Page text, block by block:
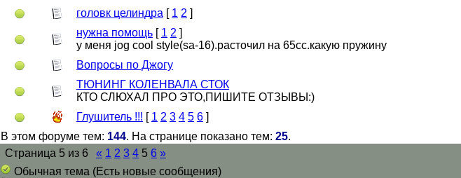
головк целиндра [ 1 2 ]
нужна помощь [ 1 2 ]
у меня jog cool style(sa-16).расточил на 65сс.какую пружину
Вопросы по Джогу
ТЮНИНГ КОЛЕНВАЛА СТОК
КТО СЛЮХАЛ ПРО ЭТО,ПИШИТЕ ОТЗЫВЫ:)
Глушитель !!! [ 1 2 3 4 5 6 ]
В этом форуме тем: 144. На странице показано тем: 25.
Страница 5 из 6 « 1 2 3 4 5 6 »
Обычная тема (Есть новые сообщения)